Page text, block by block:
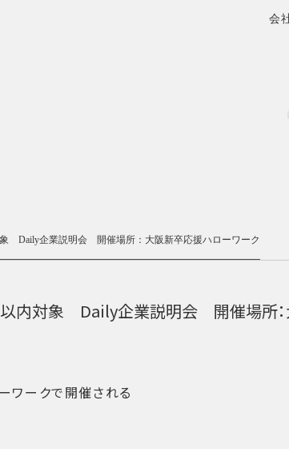
会
象 Daily企業説明会 開催場所：大阪新卒応援ハローワーク
以内対象 Daily企業説明会 開催場所
ワークで開催される